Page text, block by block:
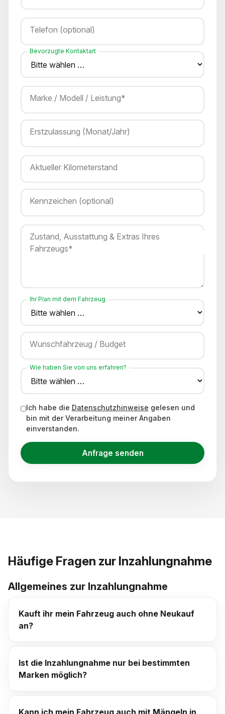
Telefon (optional)
Bevorzugte Kontaktart
Marke / Modell / Leistung*
Erstzulassung (Monat/Jahr)
Aktueller Kilometerstand
Kennzeichen (optional)
Zustand, Ausstattung & Extras Ihres
Fahrzeugs*
Ihr Plan mit dem Fahrzeug
Wunschfahrzeug / Budget
Wie haben Sie von uns erfahren?
Ich habe die Datenschutzhinweise gelesen und
bin mit der Verarbeitung meiner Angaben
einverstanden.
Anfrage senden
Häufige Fragen zur Inzahlungnahme
Allgemeines zur Inzahlungnahme
Kauft ihr mein Fahrzeug auch ohne Neukauf
an?
Ist die Inzahlungnahme nur bei bestimmten
Marken möglich?